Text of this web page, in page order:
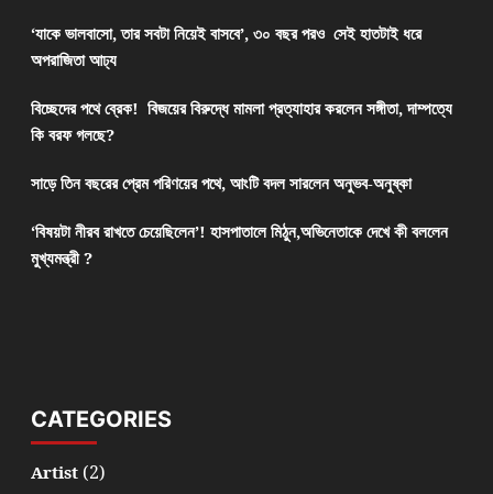
‘যাকে ভালবাসো, তার সবটা নিয়েই বাসবে’, ৩০ বছর পরও সেই হাতটাই ধরে
অপরাজিতা আঢ্য
বিচ্ছেদের পথে ব্রেক! বিজয়ের বিরুদ্ধে মামলা প্রত্যাহার করলেন সঙ্গীতা, দাম্পত্যে
কি বরফ গলছে?
সাড়ে তিন বছরের প্রেম পরিণয়ের পথে, আংটি বদল সারলেন অনুভব-অনুষ্কা
‘বিষয়টা নীরব রাখতে চেয়েছিলেন’! হাসপাতালে মিঠুন,অভিনেতাকে দেখে কী বললেন
মুখ্যমন্ত্রী ?
CATEGORIES
Artist(2)